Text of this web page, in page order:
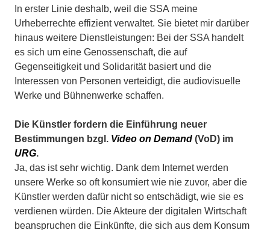
In erster Linie deshalb, weil die SSA meine
Urheberrechte effizient verwaltet. Sie bietet mir darüber
hinaus weitere Dienstleistungen: Bei der SSA handelt
es sich um eine Genossenschaft, die auf
Gegenseitigkeit und Solidarität basiert und die
Interessen von Personen verteidigt, die audiovisuelle
Werke und Bühnenwerke schaffen.
Die Künstler fordern die Einführung neuer
Bestimmungen bzgl. Video on Demand (VoD) im
URG.
Ja, das ist sehr wichtig. Dank dem Internet werden
unsere Werke so oft konsumiert wie nie zuvor, aber die
Künstler werden dafür nicht so entschädigt, wie sie es
verdienen würden. Die Akteure der digitalen Wirtschaft
beanspruchen die Einkünfte, die sich aus dem Konsum